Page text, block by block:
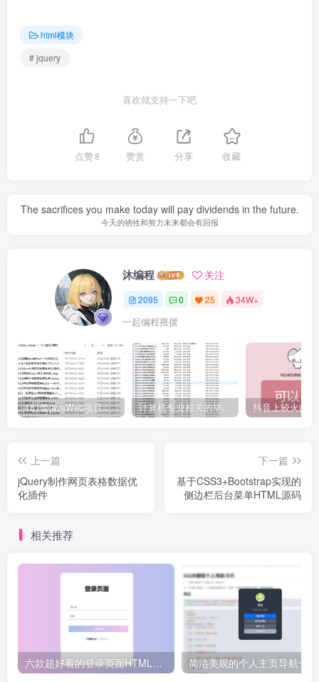
html模块
# jquery
喜欢就支持一下吧
点赞8 赞赏 分享 收藏
The sacrifices you make today will pay dividends in the future.
今天的牺牲和努力未来都会有回报
沐编程 关注
2095 0 25 34W+
一起编程摇摆
161套javaWeb项目源码免费分享 计算机专业相关的毕业设计论文合集免费下载
上一篇
jQuery制作网页表格数据优
化插件
下一篇
基于CSS3+Bootstrap实现的
侧边栏后台菜单HTML源码
相关推荐
六款超好看的登录页面HTML源码